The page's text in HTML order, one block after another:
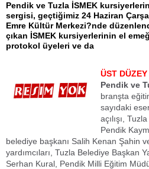
Pendik ve Tuzla İSMEK
sergisi, geçtiğimiz 24 Haziran
Emre Kültür Merkezi?nde
çıkan İSMEK kursiyerlerinin el
protokol üyeleri ve da
ÜST
Pendik ve
branşta
sayıdaki
açılışı,
Pendik
belediye başkanı Salih Kenan Şahin
yardımcıları, Tuzla Belediye Başkan
Serhan Kural, Pendik Milli Eğitim